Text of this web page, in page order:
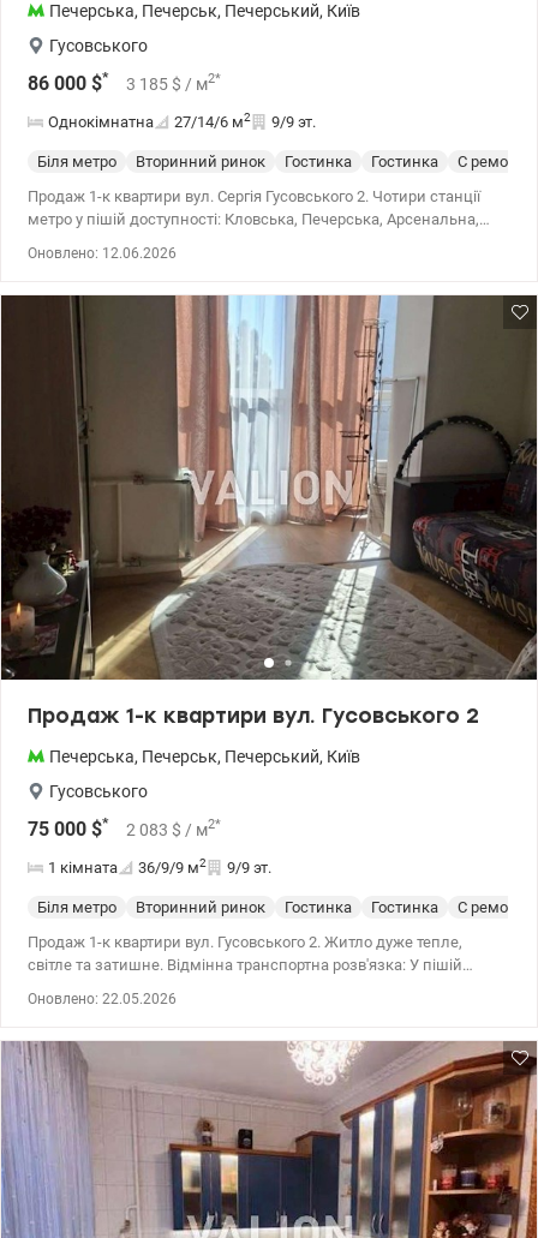
Печерська, Печерськ, Печерський, Київ
Гусовського
86 000 $* 3 185 $ / м2*
Однокімнатна 27/14/6 м2 9/9 эт.
Біля метро Вторинний ринок Гостинка Гостинка
С
Продаж 1-к квартири вул. Сергія Гусовського 2. Чотири станції
метро у пішій доступності: Кловська, Печерська, Арсенальна,
Оновлено: 12.06.2026
Продаж 1-к квартири вул. Гусовського 2
Печерська, Печерськ, Печерський, Київ
Гусовського
75 000 $* 2 083 $ / м2*
1 кімната 36/9/9 м2 9/9 эт.
Біля метро Вторинний ринок Гостинка Гостинка
С
Продаж 1-к квартири вул. Гусовського 2. Житло дуже тепле,
світле та затишне. Відмінна транспортна розв'язка: У пішій
Оновлено: 22.05.2026